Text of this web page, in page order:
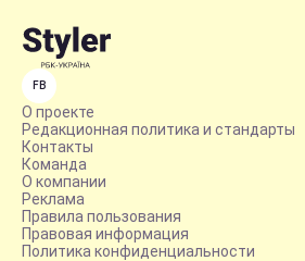
FB
О проекте
Редакционная политика и стандарты
Контакты
Команда
О компании
Реклама
Правила пользования
Правовая информация
Политика конфиденциальности